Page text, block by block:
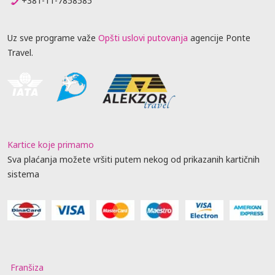
Uz sve programe važe Opšti uslovi putovanja agencije Ponte
Travel.
Kartice koje primamo
Sva plaćanja možete vršiti putem nekog od prikazanih kartičnih
sistema
Franšiza